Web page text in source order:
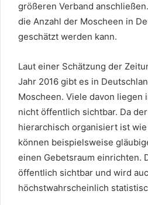
größeren Verband
die Anzahl der Moscheen in
geschätzt werden kann.
Laut einer Schätzung der
Jahr 2016 gibt es in
Moscheen. Viele davon liegen
nicht öffentlich sichtbar. Da
hierarchisch organisiert ist
können beispielsweise
einen Gebetsraum einrichten.
öffentlich sichtbar und wird
höchstwahrscheinlich